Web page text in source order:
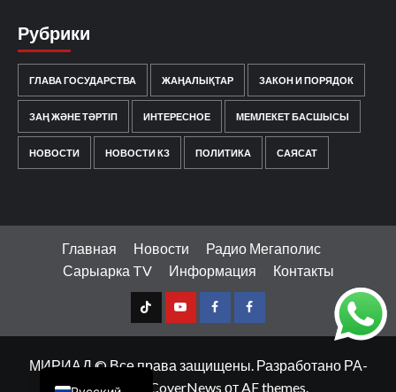
Рубрики
ГЛАВА ГОСУДАРСТВА ЖАҢАЛЫҚТАР ЗАКОН И ПОРЯДОК
ЗАҢ ЖӘНЕ ТӘРТІП ИНТЕРЕСНОЕ МЕМЛЕКЕТ БАСШЫСЫ
НОВОСТИ НОВОСТИ КЗ ПОЛИТИКА САЯСАТ
Главная Новости
Радио Мегаполис
Сарыарка TV
Информация Контакты
TT Youtube
FB1 FB2
МИРИАД © Все права защищены. Разработано РА-
МЕДИА
CoverNews от AF themes.
Қазақ тілі